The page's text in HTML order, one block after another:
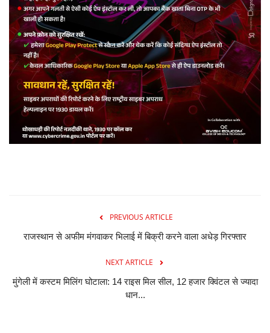
PREVIOUS ARTICLE
राजस्थान से अफीम मंगवाकर भिलाई में बिक्री करने वाला अधेड़ गिरफ्तार
NEXT ARTICLE
मुंगेली में कस्टम मिलिंग घोटाला: 14 राइस मिल सील, 12 हजार क्विंटल से ज्यादा
धान...